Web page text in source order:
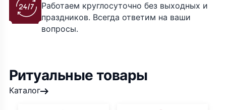
Работаем круглосуточно без выходных и
праздников. Всегда ответим на ваши
вопросы.
Ритуальные товары
Каталог